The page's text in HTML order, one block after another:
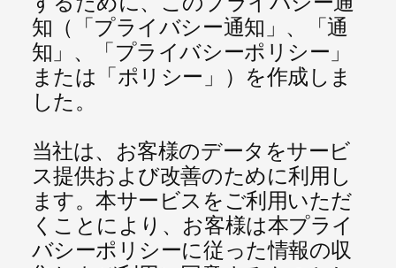
知（「プライバシー通知」、「通
知」、「プライバシーポリシー」
または「ポリシー」）を作成しま
した。
当社は、お客様のデータをサービ
ス提供および改善のために利用し
ます。本サービスをご利用いただ
くことにより、お客様は本プライ
バシーポリシーに従った情報の収